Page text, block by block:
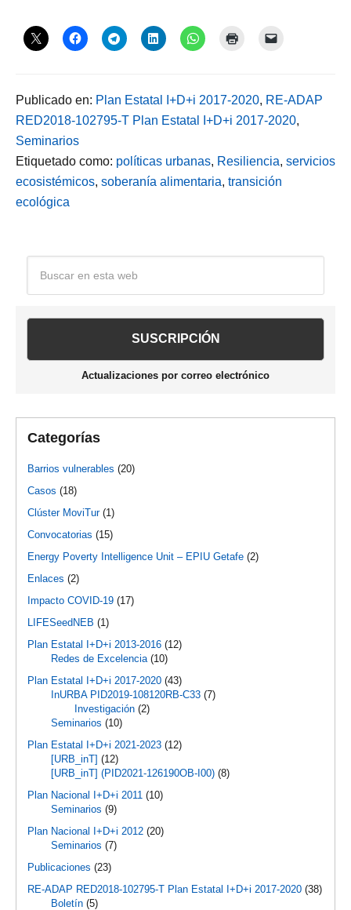
Publicado en: Plan Estatal I+D+i 2017-2020, RE-ADAP
RED2018-102795-T Plan Estatal I+D+i 2017-2020,
Seminarios
Etiquetado como: políticas urbanas, Resiliencia, servicios
ecosistémicos, soberanía alimentaria, transición
ecológica
Barra
lateral
principal
Actualizaciones por correo electrónico
Categorías
Barrios vulnerables (20)
Casos (18)
Clúster MoviTur(1)
Convocatorias (15)
Energy Poverty Intelligence Unit – EPIU Getafe (2)
Enlaces (2)
Impacto COVID-19 (17)
LIFESeedNEB (1)
Plan Estatal I+D+i 2013-2016 (12)
Redes de Excelencia (10)
Plan Estatal I+D+i 2017-2020 (43)
InURBA PID2019-108120RB-C33 (7)
Investigación (2)
Seminarios (10)
Plan Estatal I+D+i 2021-2023 (12)
[URB_inT] (12)
[URB_inT] (PID2021-126190OB-I00) (8)
Plan Nacional I+D+i 2011 (10)
Seminarios (9)
Plan Nacional I+D+i 2012 (20)
Seminarios (7)
Publicaciones (23)
RE-ADAP RED2018-102795-T Plan Estatal I+D+i 2017-2020 (38)
Boletín (5)